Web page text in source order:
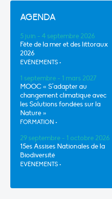
AGENDA
5 juin - 4 septembre 2026
Fête de la mer et des littoraux
2026
EVÈNEMENTS •
1 septembre - 1 mars 2027
MOOC « S’adapter au
changement climatique avec
les Solutions fondées sur la
Nature »
FORMATION •
29 septembre - 1 octobre 2026
15es Assises Nationales de la
Biodiversité
EVÈNEMENTS •